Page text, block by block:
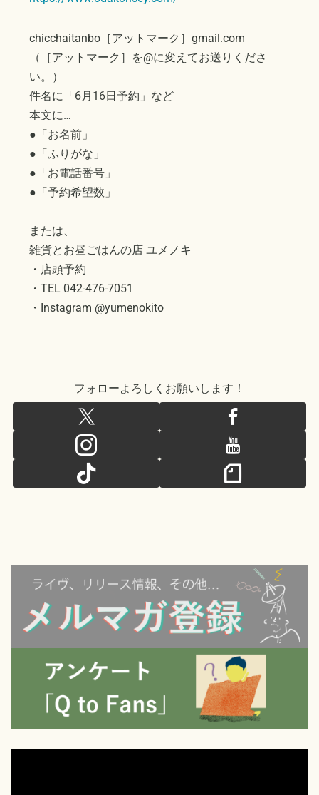
chicchaitanbo［アットマーク］gmail.com
（［アットマーク］を@に変えてお送りくださ
い。）
件名に「6月16日予約」など
本文に…
●「お名前」
●「ふりがな」
●「お電話番号」
●「予約希望数」
または、
雑貨とお昼ごはんの店 ユメノキ
・店頭予約
・TEL 042-476-7051
・Instagram @yumenokito
フォローよろしくお願いします！